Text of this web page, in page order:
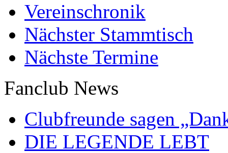
Vereinschronik
Nächster Stammtisch
Nächste Termine
Fanclub News
Clubfreunde sagen
DIE LEGENDE LEBT